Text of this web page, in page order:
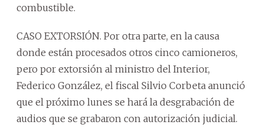
combustible.
CASO EXTORSIÓN. Por otra parte, en la causa
donde están procesados otros cinco camioneros,
pero por extorsión al ministro del Interior,
Federico González, el fiscal Silvio Corbeta anunció
que el próximo lunes se hará la desgrabación de
audios que se grabaron con autorización judicial.